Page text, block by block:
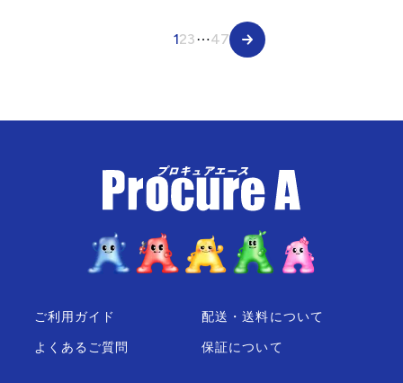
123⋯47
ご利用ガイド
よくあるご質問
配送・送料について
保証について